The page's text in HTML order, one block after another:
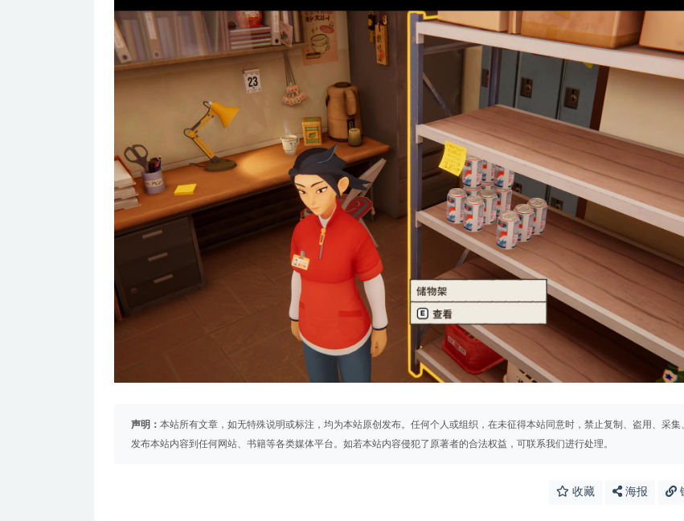
声明： 本站所有文章，如无特殊说明或标注，均为本站原创发布。任何个人或组织，在未征得本站同意时，禁止复制、盗用、采集
发布本站内容到任何网站、书籍等各类媒体平台。如若本站内容侵犯了原著者的合法权益，可联系我们进行处理。
收藏 海报